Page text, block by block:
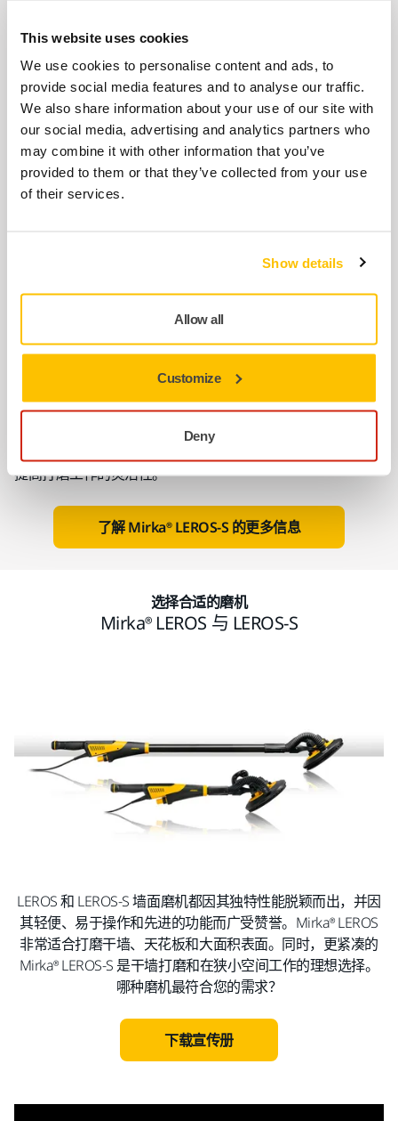
This website uses cookies
We use cookies to personalise content and ads, to
provide social media features and to analyse our traffic.
We also share information about your use of our site with
our social media, advertising and analytics partners who
may combine it with other information that you’ve
provided to them or that they’ve collected from your use
of their services.
Show details
Allow all
Customize
Deny
的角落工作，还是在大面积区域工作，LEROS-S 型墙面磨机
都能轻松应对，适用范围广泛、打磨精确性高。
LEROS-S 以其创新的设计脱颖而出，具有两个抓握点，即使
采用无碳刷马达，在打磨大型木工和复合材料表面、墙壁或
难以触及位置的大面积表面时，能提供高效的打磨效率。
其轻巧的设计和 225 毫米的托盘配备了 5 毫米的随机轨道，
可确保快速、精确的打磨效果，为您带来卓越的打磨质量。
提高打磨工作的灵活性。
了解 Mirka® LEROS-S 的更多信息
选择合适的磨机
Mirka® LEROS 与 LEROS-S
LEROS 和 LEROS-S 墙面磨机都因其独特性能脱颖而出，并因
其轻便、易于操作和先进的功能而广受赞誉。Mirka® LEROS
非常适合打磨干墙、天花板和大面积表面。同时，更紧凑的
Mirka® LEROS-S 是干墙打磨和在狭小空间工作的理想选择。
哪种磨机最符合您的需求？
下载宣传册